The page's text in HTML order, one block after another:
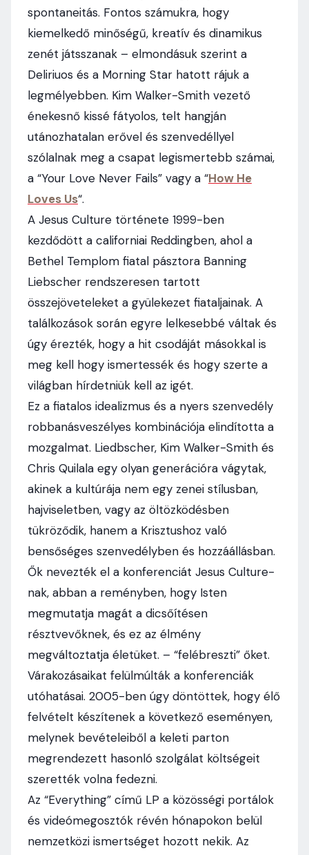
spontaneitás. Fontos számukra, hogy
kiemelkedő minőségű, kreatív és dinamikus
zenét játsszanak – elmondásuk szerint a
Deliriuos és a Morning Star hatott rájuk a
legmélyebben. Kim Walker-Smith vezető
énekesnő kissé fátyolos, telt hangján
utánozhatalan erővel és szenvedéllyel
szólalnak meg a csapat legismertebb számai,
a “Your Love Never Fails” vagy a “How He
Loves Us“.
A Jesus Culture története 1999-ben
kezdődött a californiai Reddingben, ahol a
Bethel Templom fiatal pásztora Banning
Liebscher rendszeresen tartott
összejöveteleket a gyülekezet fiataljainak. A
találkozások során egyre lelkesebbé váltak és
úgy érezték, hogy a hit csodáját másokkal is
meg kell hogy ismertessék és hogy szerte a
világban hírdetniük kell az igét.
Ez a fiatalos idealizmus és a nyers szenvedély
robbanásveszélyes kombinációja elindította a
mozgalmat. Liedbscher, Kim Walker-Smith és
Chris Quilala egy olyan generációra vágytak,
akinek a kultúrája nem egy zenei stílusban,
hajviseletben, vagy az öltözködésben
tükröződik, hanem a Krisztushoz való
bensőséges szenvedélyben és hozzáállásban.
Ők nevezték el a konferenciát Jesus Culture-
nak, abban a reményben, hogy Isten
megmutatja magát a dicsőítésen
résztvevőknek, és ez az élmény
megváltoztatja életüket. – “felébreszti” őket.
Várakozásaikat felülmúlták a konferenciák
utóhatásai. 2005-ben úgy döntöttek, hogy élő
felvételt készítenek a következő eseményen,
melynek bevételeiből a keleti parton
megrendezett hasonló szolgálat költségeit
szerették volna fedezni.
Az “Everything” című LP a közösségi portálok
és videómegosztók révén hónapokon belül
nemzetközi ismertséget hozott nekik. Az